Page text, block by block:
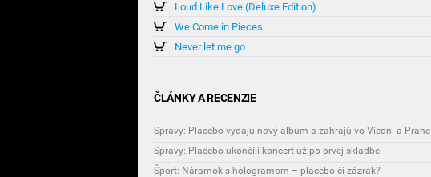
Loud Like Love (Deluxe Edition)
We Come in Pieces
Never let me go
ČLÁNKY A RECENZIE
Správy: Placebo vydajú nový album a zahrajú vo Viedni a Prahe
Správy: Placebo ukončili koncert už po prvej skladbe
Šport: Náramok s hologramom – placebo či zázrak?